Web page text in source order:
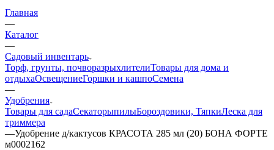
Главная
—
Каталог
—
Садовый инвентарь
Торф, грунты, почворазрыхлителиТовары для дома и
отдыхаОсвещениеГоршки и кашпоСемена
—
Удобрения
Товары для садаСекаторыпилыБороздовики, ТяпкиЛеска для
триммера
—Удобрение д/кактусов КРАСОТА 285 мл (20) БОНА ФОРТЕ
м0002162